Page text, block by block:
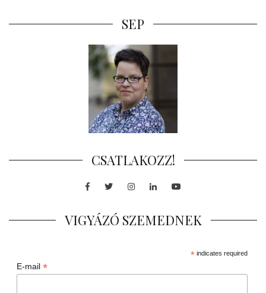
SEP
CSATLAKOZZ!
Facebook
TwitterInstagram
LinkedInYoutube
VIGYÁZÓ SZEMEDNEK
*indicates required
E-mail *